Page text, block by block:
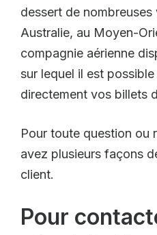
dessert de nombreuses
Australie, au Moyen-
compagnie aérienne
sur lequel il est
directement vos billets
Pour toute question ou
avez plusieurs façons
client.
Pour